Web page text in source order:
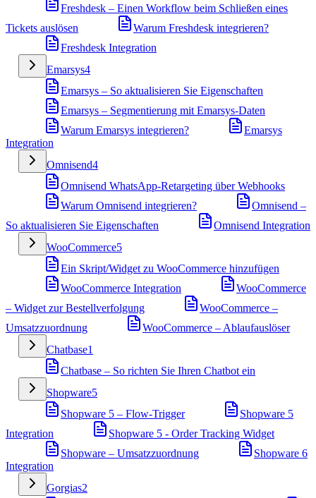
Freshdesk – Einen Workflow beim Schließen eines
Tickets auslösen
Warum Freshdesk integrieren?
Freshdesk Integration
Emarsys4
Emarsys – So aktualisieren Sie Eigenschaften
Emarsys – Segmentierung mit Emarsys-Daten
Warum Emarsys integrieren?
Emarsys
Integration
Omnisend4
Omnisend WhatsApp-Retargeting über Webhooks
Warum Omnisend integrieren?
Omnisend –
So aktualisieren Sie Eigenschaften
Omnisend Integration
WooCommerce5
Ein Skript/Widget zu WooCommerce hinzufügen
WooCommerce Integration
WooCommerce
– Widget zur Bestellverfolgung
WooCommerce –
Umsatzzuordnung
WooCommerce – Ablaufauslöser
Chatbase1
Chatbase – So richten Sie Ihren Chatbot ein
Shopware5
Shopware 5 – Flow-Trigger
Shopware 5
Integration
Shopware 5 - Order Tracking Widget
Shopware – Umsatzzuordnung
Shopware 6
Integration
Gorgias2